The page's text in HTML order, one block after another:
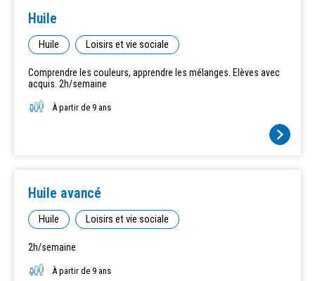
Huile
Huile Loisirs et vie sociale
Comprendre les couleurs, apprendre les mélanges. Elèves avec
acquis. 2h/semaine
À partir de 9 ans
Huile avancé
Huile Loisirs et vie sociale
2h/semaine
À partir de 9 ans